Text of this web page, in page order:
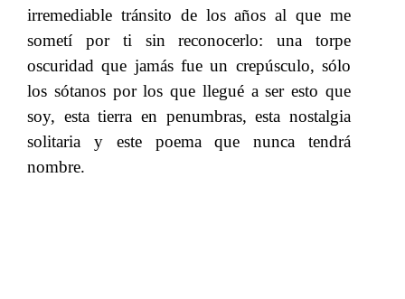
irremediable tránsito de los años al que me
sometí por ti sin reconocerlo: una torpe
oscuridad que jamás fue un crepúsculo, sólo
los sótanos por los que llegué a ser esto que
soy, esta tierra en penumbras, esta nostalgia
solitaria y este poema que nunca tendrá
nombre.